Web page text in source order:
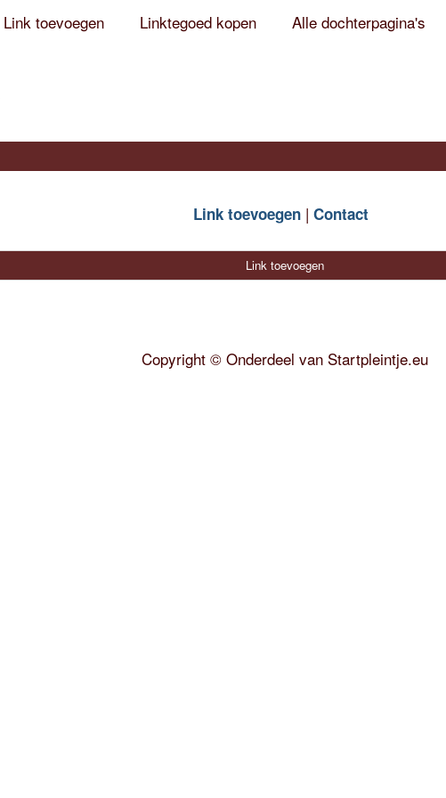
Link toevoegen Linktegoed kopen Alle dochterpagina's
Link toevoegen Contact
Link toevoegen
Copyright © Onderdeel van Startpleintje.eu